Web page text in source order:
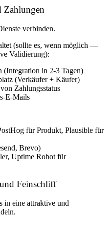
Zahlungen
verbinden.
(sollte es, wenn möglich —
Validierung):
(Integration in 2-3 Tagen)
(Verkäufer + Käufer)
Zahlungsstatus
E-Mails
für Produkt, Plausible für
Brevo)
Uptime Robot für
Feinschliff
in eine attraktive und